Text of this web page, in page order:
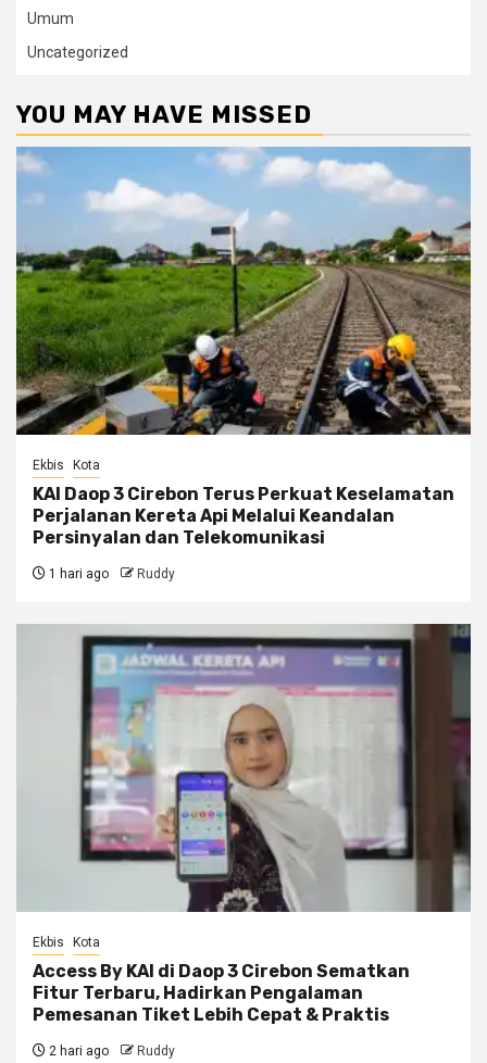
Umum
Uncategorized
YOU MAY HAVE MISSED
Ekbis Kota
KAI Daop 3 Cirebon Terus Perkuat Keselamatan
Perjalanan Kereta Api Melalui Keandalan
Persinyalan dan Telekomunikasi
1 hari ago Ruddy
Ekbis Kota
Access By KAI di Daop 3 Cirebon Sematkan
Fitur Terbaru, Hadirkan Pengalaman
Pemesanan Tiket Lebih Cepat & Praktis
2 hari ago Ruddy